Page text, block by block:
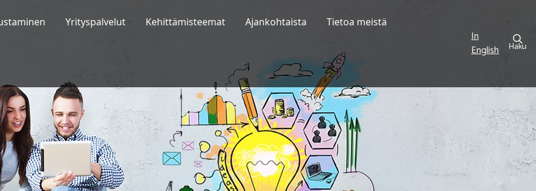
Yrityspalvelut Kehittämisteemat Ajankohtaista Tietoa meistä
In
English
Haku